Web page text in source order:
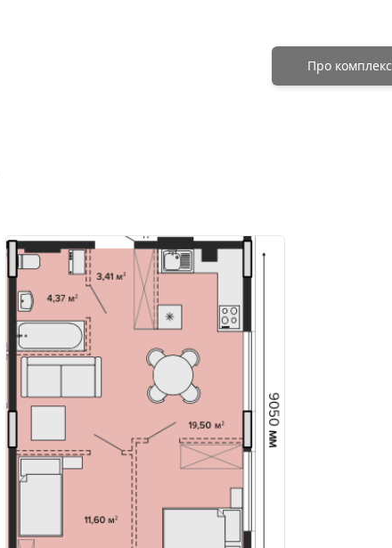
Про комплекс